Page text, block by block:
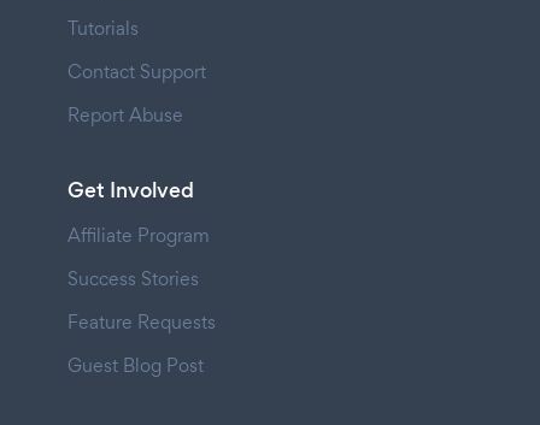
Tutorials
Contact Support
Report Abuse
Get Involved
Affiliate Program
Success Stories
Feature Requests
Guest Blog Post